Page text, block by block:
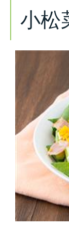
小松